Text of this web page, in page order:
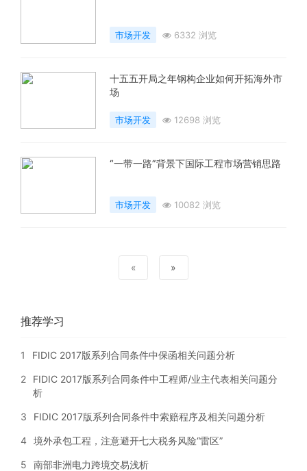
市场开发 6332 浏览
十五五开局之年钢构企业如何开拓海外市
场
市场开发 12698 浏览
“一带一路”背景下国际工程市场营销思路
市场开发 10082 浏览
« »
推荐学习
1 FIDIC 2017版系列合同条件中保函相关问题分析
2
FIDIC 2017版系列合同条件中工程师/业主代表相关问题分
析
3 FIDIC 2017版系列合同条件中索赔程序及相关问题分析
4 境外承包工程，注意避开七大税务风险“雷区”
5 南部非洲电力跨境交易浅析